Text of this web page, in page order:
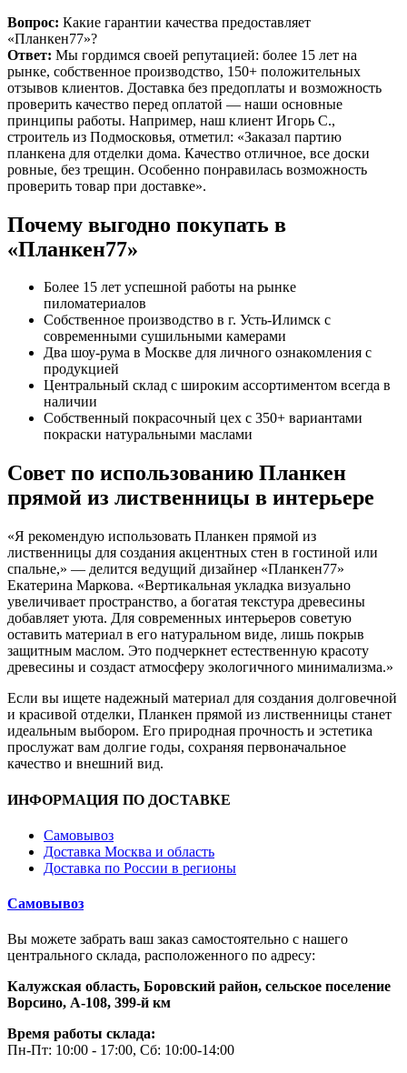
Вопрос: Какие гарантии качества предоставляет
«Планкен77»?
Ответ: Мы гордимся своей репутацией: более 15 лет на
рынке, собственное производство, 150+ положительных
отзывов клиентов. Доставка без предоплаты и возможность
проверить качество перед оплатой — наши основные
принципы работы. Например, наш клиент Игорь С.,
строитель из Подмосковья, отметил: «Заказал партию
планкена для отделки дома. Качество отличное, все доски
ровные, без трещин. Особенно понравилась возможность
проверить товар при доставке».
Почему выгодно покупать в
«Планкен77»
Более 15 лет успешной работы на рынке
пиломатериалов
Собственное производство в г. Усть-Илимск с
современными сушильными камерами
Два шоу-рума в Москве для личного ознакомления с
продукцией
Центральный склад с широким ассортиментом всегда в
наличии
Собственный покрасочный цех с 350+ вариантами
покраски натуральными маслами
Совет по использованию Планкен
прямой из лиственницы в интерьере
«Я рекомендую использовать Планкен прямой из
лиственницы для создания акцентных стен в гостиной или
спальне,» — делится ведущий дизайнер «Планкен77»
Екатерина Маркова. «Вертикальная укладка визуально
увеличивает пространство, а богатая текстура древесины
добавляет уюта. Для современных интерьеров советую
оставить материал в его натуральном виде, лишь покрыв
защитным маслом. Это подчеркнет естественную красоту
древесины и создаст атмосферу экологичного минимализма.»
Если вы ищете надежный материал для создания долговечной
и красивой отделки, Планкен прямой из лиственницы станет
идеальным выбором. Его природная прочность и эстетика
прослужат вам долгие годы, сохраняя первоначальное
качество и внешний вид.
ИНФОРМАЦИЯ ПО ДОСТАВКЕ
Самовывоз
Доставка Москва и область
Доставка по России в регионы
Самовывоз
Вы можете забрать ваш заказ самостоятельно с нашего
центрального склада, расположенного по адресу:
Калужская область, Боровский район, сельское поселение
Ворсино, А-108, 399-й км
Время работы склада:
Пн-Пт: 10:00 - 17:00, Сб: 10:00-14:00